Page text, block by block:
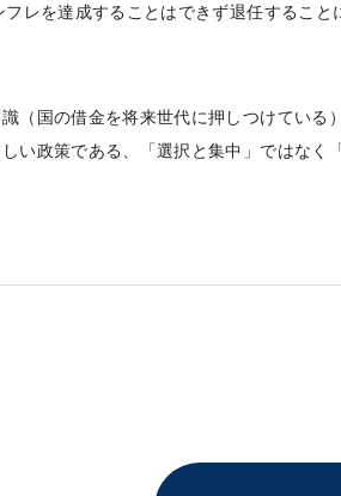
レを達成することはできず退任すること
（国の借金を将来世代に押しつけている
い政策である、「選択と集中」ではな